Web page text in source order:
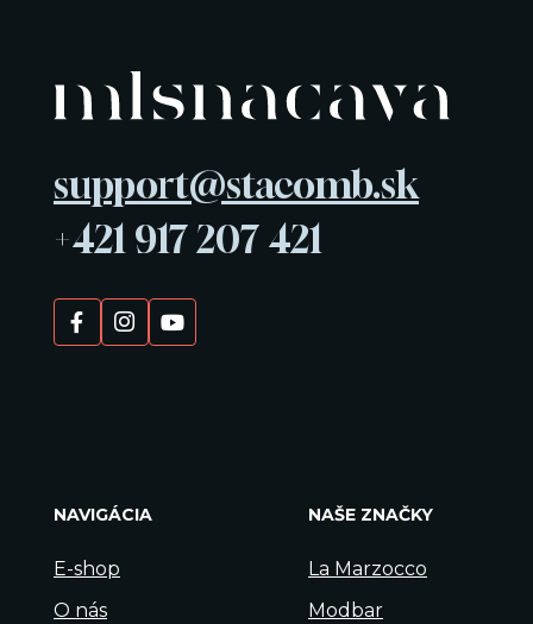
support@stacomb.sk
+421 917 207 421
NAVIGÁCIA
E-shop
O nás
NAŠE ZNAČKY
La Marzocco
Modbar